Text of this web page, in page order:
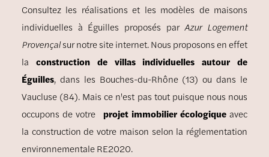
Consultez les réalisations et les modèles de maisons
individuelles à Éguilles proposés par Azur Logement
Provençalsur notre site internet. Nous proposons en effet
la construction de villas individuelles autour de
Éguilles, dans les Bouches-du-Rhône (13) ou dans le
Vaucluse (84). Mais ce n'est pas tout puisque nous nous
occupons de votre
projet immobilier écologique avec
la construction de votre maison selon la réglementation
environnementale RE2020.